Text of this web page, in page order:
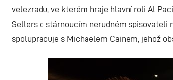
velezradu, ve kterém hraje hlavní roli Al
Sellers o stárnoucím nerudném spisovateli
spolupracuje s Michaelem Cainem, jehož